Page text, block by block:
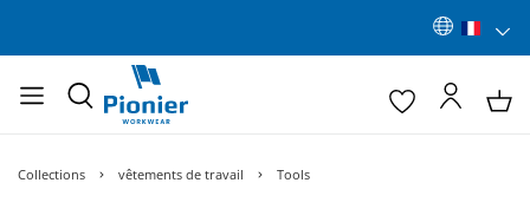
Collections vêtements de travail Tools